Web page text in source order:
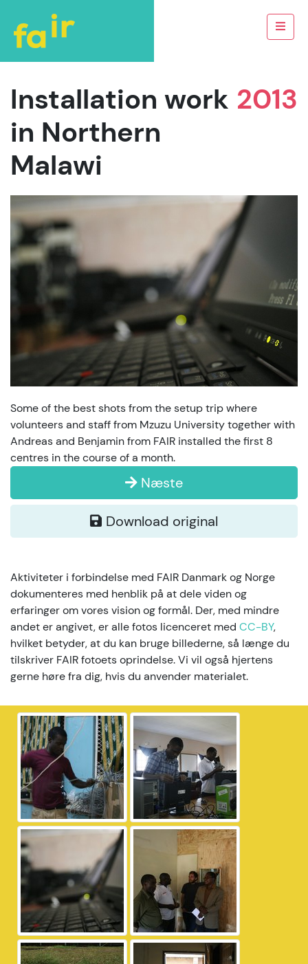
2013
Installation work
in Northern
Malawi
Some of the best shots from the setup trip where
volunteers and staff from Mzuzu University together with
Andreas and Benjamin from FAIR installed the first 8
centres in the course of a month.
Næste
Download original
Aktiviteter i forbindelse med FAIR Danmark og Norge
dokumenteres med henblik på at dele viden og
erfaringer om vores vision og formål. Der, med mindre
andet er angivet, er alle fotos licenceret med CC-BY,
hvilket betyder, at du kan bruge billederne, så længe du
tilskriver FAIR fotoets oprindelse. Vi vil også hjertens
gerne høre fra dig, hvis du anvender materialet.